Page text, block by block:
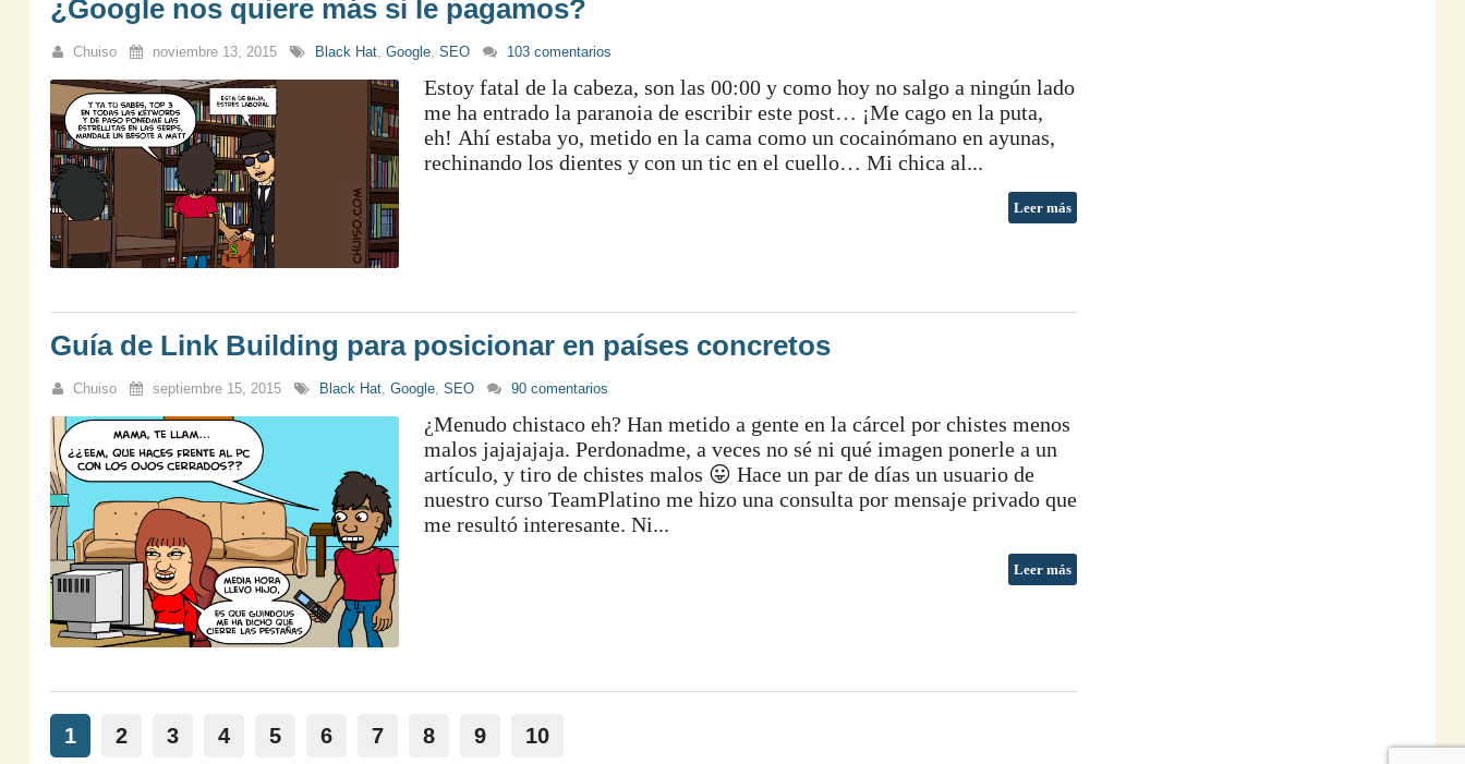
¿Google nos quiere más si le pagamos?
Chuiso noviembre 13, 2015 Black Hat, Google, SEO 103 comentarios
Estoy fatal de la cabeza, son las 00:00 y como hoy no salgo a ningún lado
me ha entrado la paranoia de escribir este post… ¡Me cago en la puta,
eh! Ahí estaba yo, metido en la cama como un cocainómano en ayunas,
rechinando los dientes y con un tic en el cuello… Mi chica al...
Leer más
Guía de Link Building para posicionar en países concretos
Chuiso septiembre 15, 2015 Black Hat Google SEO 90 comentarios
¿Menudo chistaco eh? Han metido a gente en la cárcel por chistes menos
malos jajajajaja. Perdonadme, a veces no sé ni qué imagen ponerle a un
artículo, y tiro de chistes malos 😛 Hace un par de días un usuario de
nuestro curso TeamPlatino me hizo una consulta por mensaje privado que
me resultó interesante. Ni...
Leer más
1 2 3 4 5 6 7 8 9 10